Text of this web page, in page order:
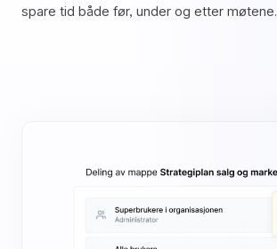
spare tid både før, under og etter møtene.